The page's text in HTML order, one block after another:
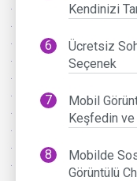
Kendinizi
Ücretsiz
Seçenek
Mobil
Keşfedin
Mobilde
Görüntülü